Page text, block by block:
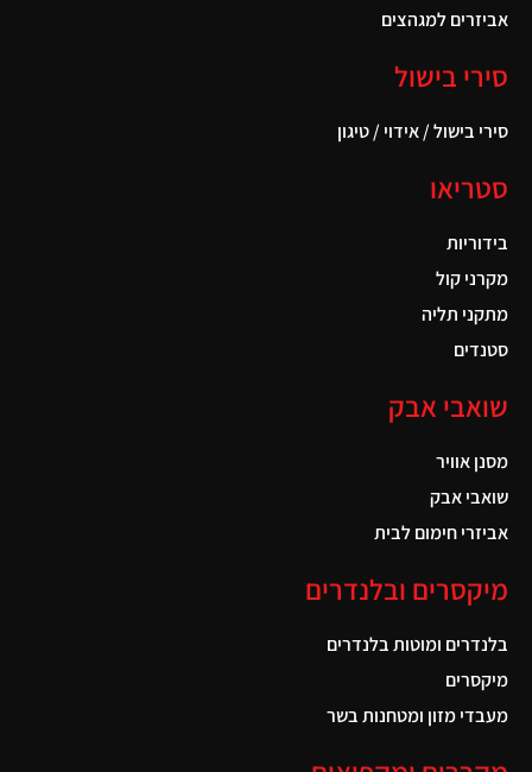
אביזרים למגהצים
סירי בישול
סירי בישול / אידוי / טיגון
סטריאו
בידוריות
מקרני קול
מתקני תליה
סטנדים
שואבי אבק
מסנן אוויר
שואבי אבק
אביזרי חימום לבית
מיקסרים ובלנדרים
בלנדרים ומוטות בלנדרים
מיקסרים
מעבדי מזון ומטחנות בשר